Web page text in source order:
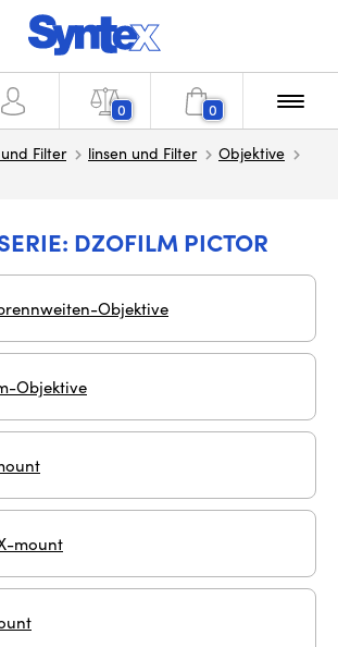
0 0
Filter linsen und Filter
Objektive
DZOFILM PICTOR
Objektive
Objektive
mount